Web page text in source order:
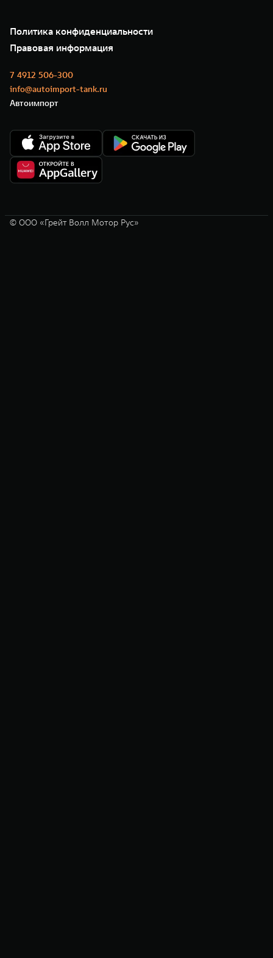
Сервис
Нулевое ТО
Моторные масла
35 лет GWM
GWM ТЕХ ДЕНЬ
Новости
Политика конфиденциальности
Правовая информация
7 4912 506-300
info@autoimport-tank.ru
Автоимпорт
© ООО «Грейт Волл Мотор Рус»